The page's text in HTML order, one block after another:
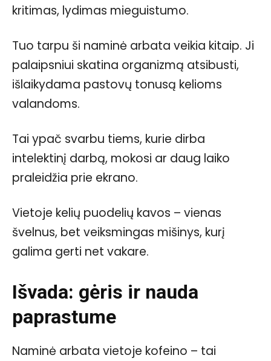
kritimas, lydimas mieguistumo.
Tuo tarpu ši naminė arbata veikia kitaip. Ji
palaipsniui skatina organizmą atsibusti,
išlaikydama pastovų tonusą kelioms
valandoms.
Tai ypač svarbu tiems, kurie dirba
intelektinį darbą, mokosi ar daug laiko
praleidžia prie ekrano.
Vietoje kelių puodelių kavos – vienas
švelnus, bet veiksmingas mišinys, kurį
galima gerti net vakare.
Išvada: gėris ir nauda
paprastume
Naminė arbata vietoje kofeino – tai